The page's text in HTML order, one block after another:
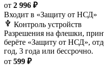
от 2 996 ₽
Входит в «Защиту от НСД»
Контроль устройств
Разрешения на флешки,
берёте «Защиту от НСД»,
год, 3 года или бессрочно.
от 599 ₽